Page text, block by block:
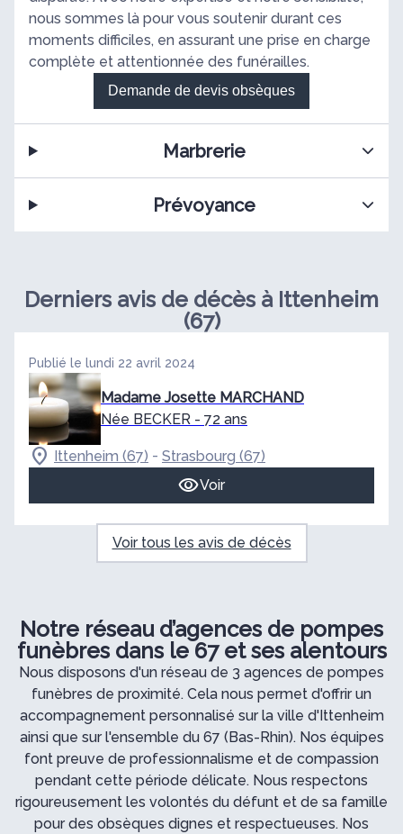
nous sommes là pour vous soutenir durant ces
moments difficiles, en assurant une prise en charge
complète et attentionnée des funérailles.
Demande de devis obsèques
Marbrerie
Prévoyance
Derniers avis de décès à Ittenheim
(67)
Publié le lundi 22 avril 2024
Madame Josette MARCHAND
Née BECKER - 72 ans
Ittenheim (67) - Strasbourg (67)
Voir
Voir tous les avis de décès
Notre réseau d’agences de pompes
funèbres dans le 67 et ses alentours
Nous disposons d'un réseau de 3 agences de pompes
funèbres de proximité. Cela nous permet d'offrir un
accompagnement personnalisé sur la ville d'Ittenheim
ainsi que sur l'ensemble du 67 (Bas-Rhin). Nos équipes
font preuve de professionnalisme et de compassion
pendant cette période délicate. Nous respectons
rigoureusement les volontés du défunt et de sa famille
pour des obsèques dignes et respectueuses. Nos